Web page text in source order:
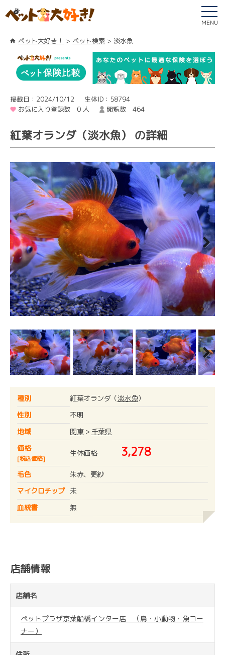
MENU
ペット大好き！ ペット検索 淡水魚
掲載日：2024/10/12
生体ID：58794
お気に入り登録数 0 人
閲覧数 464
紅葉オランダ（淡水魚） の詳細
Next
Next
種別 紅葉オランダ（淡水魚）
性別
不明
地域
関東> 千葉県
価格
[税込価格]
生体価格 3,278
毛色
朱赤、更紗
マイクロチップ
未
血統書
無
店舗情報
店舗名
ペットプラザ京葉船橋インター店 （鳥・小動物・魚コー
ナー）